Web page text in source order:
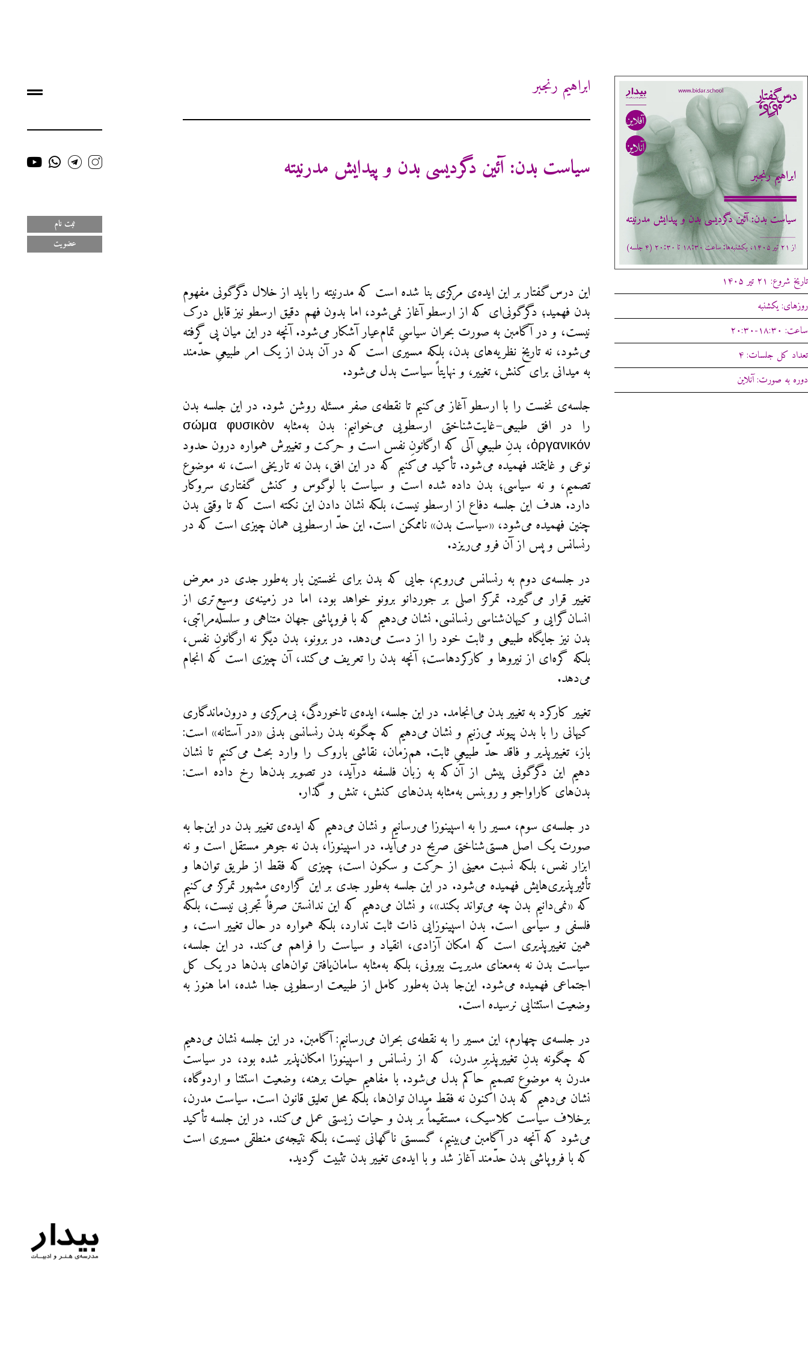
ابراهیم رنجبر
سیاست بدن: آئین دگردیسی بدن و پیدایش مدرنیته
تاریخ شروع: ۲۱ تیر ۱۴۰۵
روزهای: یکشنبه
ساعت: ۱۸:۳۰-۲۰:۳۰
تعداد کل جلسات: ۴
دوره به صورت: آنلاین
این درس‌گفتار بر این ایده‌ی مرکزی بنا شده است که مدرنیته را باید از خلال دگرگونی مفهوم
بدن فهمید؛ دگرگونی‌ای که از ارسطو آغاز نمی‌شود، اما بدون فهم دقیق ارسطو نیز قابل درک
نیست، و در آگامبن به صورت بحران سیاسیِ تمام‌عیار آشکار می‌شود. آنچه در این میان پی گرفته
می‌شود، نه تاریخ نظریه‌های بدن، بلکه مسیری است که در آن بدن از یک امر طبیعیِ حدّمند
به میدانی برای کنش، تغییر، و نهایتاً سیاست بدل می‌شود.
جلسه‌ی نخست را با ارسطو آغاز می‌کنیم تا نقطه‌ی صفر مسئله روشن شود. در این جلسه بدن
را در افق طبیعی–غایت‌شناختی ارسطویی می‌خوانیم: بدن به‌مثابه σώμα φυσικὸν
ὀργανικόν، بدنِ طبیعیِ آلی که ارگانونِ نفس است و حرکت و تغییرش همواره درون حدود
نوعی و غایتمند فهمیده می‌شود. تأکید می‌کنیم که در این افق، بدن نه تاریخی است، نه موضوع
تصمیم، و نه سیاسی؛ بدن داده شده است و سیاست با لوگوس و کنش گفتاری سروکار
دارد. هدف این جلسه دفاع از ارسطو نیست، بلکه نشان دادن این نکته است که تا وقتی بدن
چنین فهمیده می‌شود، «سیاست بدن» ناممکن است. این حدّ ارسطویی همان چیزی است که در
رنسانس و پس از آن فرو می‌ریزد.
در جلسه‌ی دوم به رنسانس می‌رویم، جایی که بدن برای نخستین بار به‌طور جدی در معرض
تغییر قرار می‌گیرد. تمرکز اصلی بر جوردانو برونو خواهد بود، اما در زمینه‌ی وسیع‌تری از
انسان‌گرایی و کیهان‌شناسی رنسانسی. نشان می‌دهیم که با فروپاشی جهان متناهی و سلسله‌مراتبی،
بدن نیز جایگاه طبیعی و ثابت خود را از دست می‌دهد. در برونو، بدن دیگر نه ارگانونِ نفس،
بلکه گره‌ای از نیروها و کارکردهاست؛ آنچه بدن را تعریف می‌کند، آن چیزی است که انجام
می‌دهد.
تغییر کارکرد به تغییر بدن می‌انجامد. در این جلسه، ایده‌ی تاخوردگی، بی‌مرکزی و درون‌ماندگاری
کیهانی را با بدن پیوند می‌زنیم و نشان می‌دهیم که چگونه بدن رنسانسی بدنی «در آستانه» است:
باز، تغییرپذیر و فاقد حدّ طبیعیِ ثابت. هم‌زمان، نقاشی باروک را وارد بحث می‌کنیم تا نشان
دهیم این دگرگونی پیش از آن‌که به زبان فلسفه درآید، در تصویر بدن‌ها رخ داده است:
بدن‌های کاراواجو و روبنس به‌مثابه بدن‌های کنش، تنش و گذار.
در جلسه‌ی سوم، مسیر را به اسپینوزا می‌رسانیم و نشان می‌دهیم که ایده‌ی تغییر بدن در این‌جا به
صورت یک اصل هستی‌شناختی صریح در می‌آید. در اسپینوزا، بدن نه جوهر مستقل است و نه
ابزار نفس، بلکه نسبت معینی از حرکت و سکون است؛ چیزی که فقط از طریق توان‌ها و
تأثیرپذیری‌هایش فهمیده می‌شود. در این جلسه به‌طور جدی بر این گزاره‌ی مشهور تمرکز می‌کنیم
که «نمی‌دانیم بدن چه می‌تواند بکند»، و نشان می‌دهیم که این ندانستن صرفاً تجربی نیست، بلکه
فلسفی و سیاسی است. بدن اسپینوزایی ذات ثابت ندارد، بلکه همواره در حال تغییر است، و
همین تغییرپذیری است که امکان آزادی، انقیاد و سیاست را فراهم می‌کند. در این جلسه،
سیاست بدن نه به‌معنای مدیریت بیرونی، بلکه به‌مثابه سامان‌یافتن توان‌های بدن‌ها در یک کل
اجتماعی فهمیده می‌شود. این‌جا بدن به‌طور کامل از طبیعت ارسطویی جدا شده، اما هنوز به
وضعیت استثنایی نرسیده است.
در جلسه‌ی چهارم، این مسیر را به نقطه‌ی بحران می‌رسانیم: آگامبن. در این جلسه نشان می‌دهیم
که چگونه بدنِ تغییرپذیرِ مدرن، که از رنسانس و اسپینوزا امکان‌پذیر شده بود، در سیاست
مدرن به موضوع تصمیم حاکم بدل می‌شود. با مفاهیم حیات برهنه، وضعیت استثنا و اردوگاه،
نشان می‌دهیم که بدن اکنون نه فقط میدان توان‌ها، بلکه محل تعلیق قانون است. سیاست مدرن،
برخلاف سیاست کلاسیک، مستقیماً بر بدن و حیات زیستی عمل می‌کند. در این جلسه تأکید
می‌شود که آنچه در آگامبن می‌بینیم، گسستی ناگهانی نیست، بلکه نتیجه‌ی منطقی مسیری است
که با فروپاشی بدن حدّمند آغاز شد و با ایده‌ی تغییر بدن تثبیت گردید.
ثبت نام
عضویت